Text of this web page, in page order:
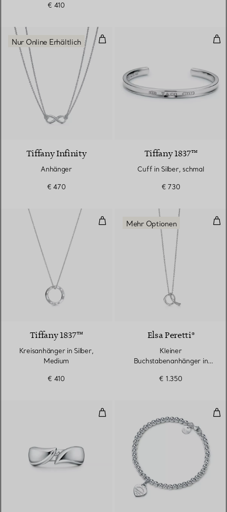
€ 410
Anhänger
Nur Online Erhältlich
Tiffany Infinity
Anhänger
€ 470
Tiffany 1837™
Cuff in Silber, schmal
€ 730
Kreisanhänger in Silber, Medium
Tiffany 1837™
Kreisanhänger in Silber,
Medium
€ 410
Mehr Optionen
Elsa Peretti®
Kleiner
Buchstabenanhänger in
€ 1.350
Ring im Federdesign in